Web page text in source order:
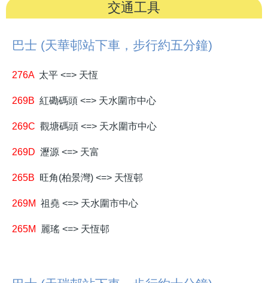
交通工具
巴士 (天華邨站下車，步行約五分鐘)
276A太平 <=> 天恆
269B 紅磡碼頭 <=> 天水圍市中心
269C 觀塘碼頭 <=> 天水圍市中心
269D 瀝源 <=> 天富
265B 旺角(柏景灣) <=> 天恆邨
269M 祖堯 <=> 天水圍市中心
265M 麗瑤 <=> 天恆邨